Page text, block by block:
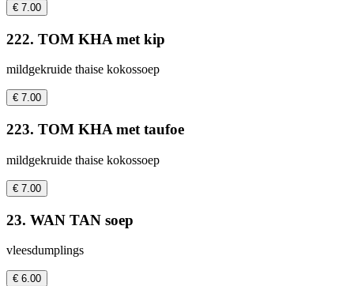
€ 7.00
222. TOM KHA met kip
mildgekruide thaise kokossoep
€ 7.00
223. TOM KHA met taufoe
mildgekruide thaise kokossoep
€ 7.00
23. WAN TAN soep
vleesdumplings
€ 6.00